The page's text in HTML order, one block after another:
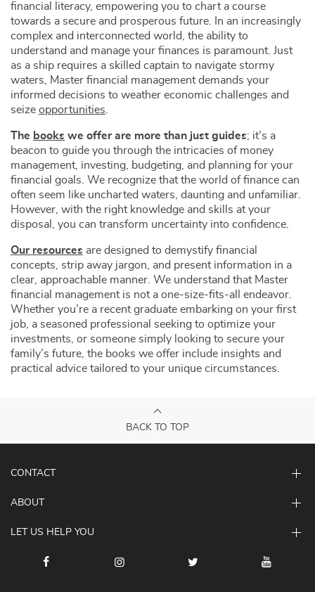
financial literacy, empowering you to chart a course
towards a secure and prosperous future. In an increasingly
complex and interconnected world, the ability to
understand and manage your finances is paramount. Just
as a ship requires a skilled captain to navigate stormy
waters, Master financial management demands your
informed decisions to weather economic challenges and
seize opportunities.
The books we offer are more than just guides; it’s a
beacon to guide you through the intricacies of money
management, investing, budgeting, and planning for your
financial goals. We recognize that the world of finance can
often seem like uncharted waters, daunting and unfamiliar.
However, with the right knowledge and skills at your
disposal, you can transform uncertainty into confidence.
Our resources are designed to demystify financial
concepts, strip away jargon, and present information in a
clear, approachable manner. We understand that Master
financial management is not a one-size-fits-all endeavor.
Whether you’re a recent graduate embarking on your first
job, a seasoned professional seeking to optimize your
investments, or someone simply looking to secure your
family’s future, the books we offer include insights and
practical advice tailored to your unique circumstances.
BACK TO TOP
CONTACT
ABOUT
LET US HELP YOU